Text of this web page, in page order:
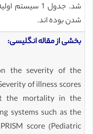
شد. جدول 1
شدن بوده اند.
بخشی از مقاله انگلیسی:
the severity of the
of illness scores
the mortality in the
systems such as the
score (Pediatric